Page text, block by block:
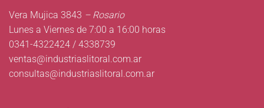
Vera Mujica 3843 – Rosario
Lunes a Viernes de 7:00 a 16:00 horas
0341-4322424 / 4338739
ventas@industriaslitoral.com.ar
consultas@industriaslitoral.com.ar